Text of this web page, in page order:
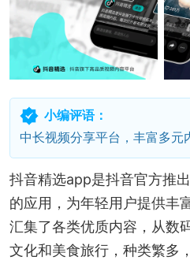
小编评语：
中长视频分享平台，丰富多元
抖音精选app是抖音官方推
的应用，为年轻用户提供丰
汇集了各类优质内容，从数
文化和美食旅行，种类繁多